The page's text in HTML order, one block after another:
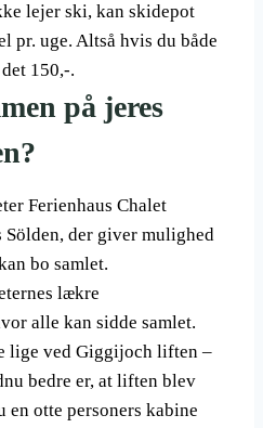
lejer ski, kan skidepot
pr. uge. Altså hvis du både
150,-.
på jeres
Ferienhaus Chalet
der giver mulighed
bo samlet.
lækre
alle kan sidde samlet.
lige ved Giggijoch liften –
bedre er, at liften blev
en otte personers kabine